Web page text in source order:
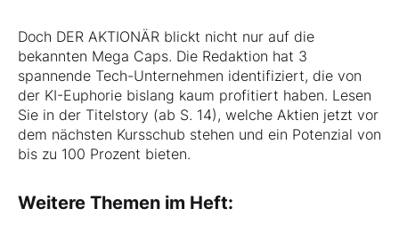
Doch DER AKTIONÄR blickt nicht nur auf die
bekannten Mega Caps. Die Redaktion hat 3
spannende Tech-Unternehmen identifiziert, die von
der KI-Euphorie bislang kaum profitiert haben. Lesen
Sie in der Titelstory (ab S. 14), welche Aktien jetzt vor
dem nächsten Kursschub stehen und ein Potenzial von
bis zu 100 Prozent bieten.
Weitere Themen im Heft: